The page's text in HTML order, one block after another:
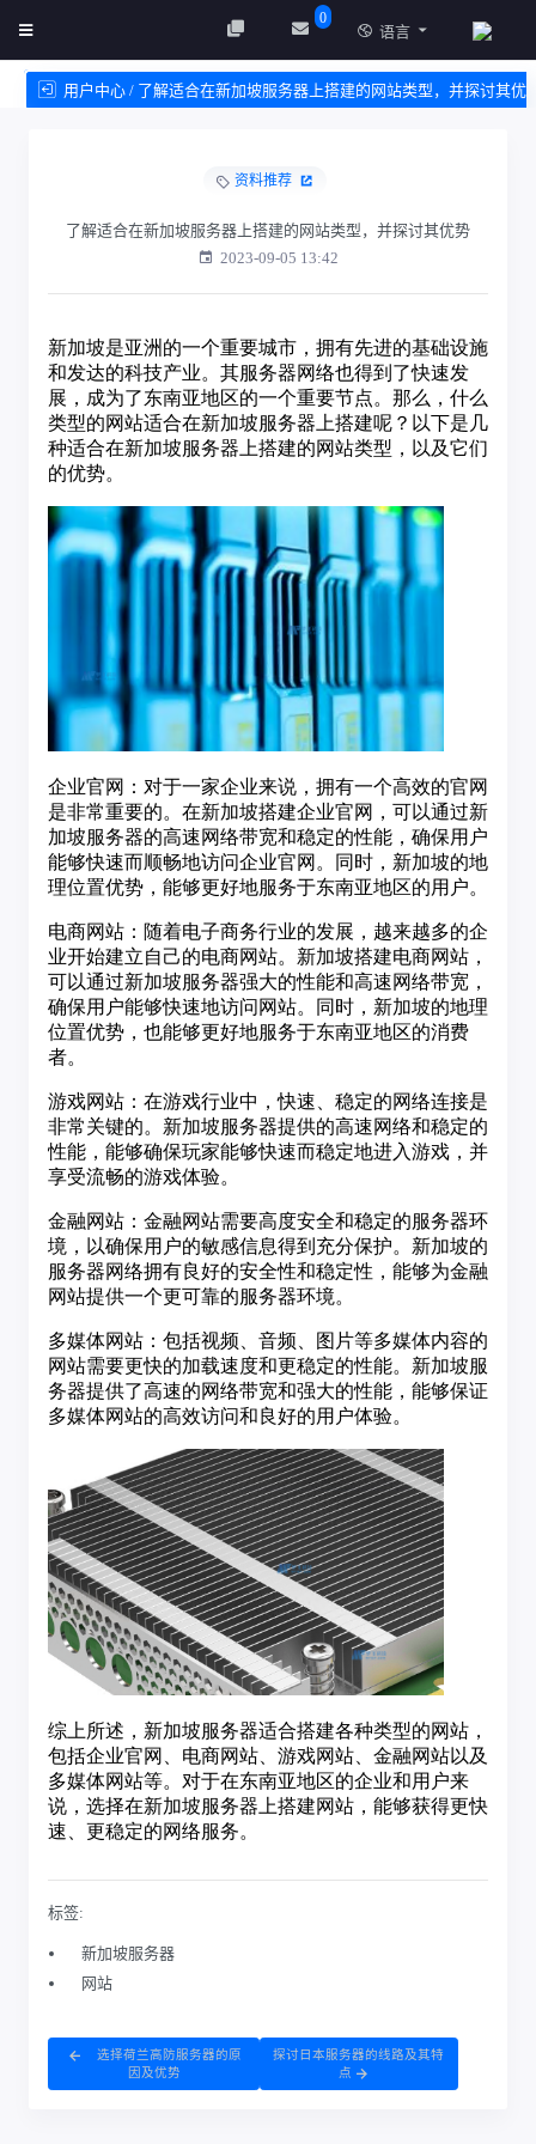
0
语言
用户中心 / 了解适合在新加坡服务器上搭建的网站类型，并探讨其优
资料推荐
了解适合在新加坡服务器上搭建的网站类型，并探讨其优势
2023-09-05 13:42
标签:
新加坡服务器
网站
选择荷兰高防服务器的原
因及优势
探讨日本服务器的线路及其特
点